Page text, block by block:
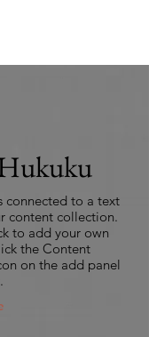
connected to a text
content collection.
to add your own
the Content
on the add panel